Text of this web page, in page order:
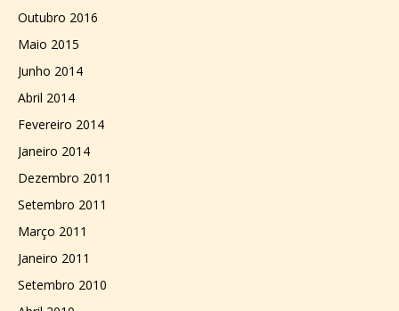
Outubro 2016
Maio 2015
Junho 2014
Abril 2014
Fevereiro 2014
Janeiro 2014
Dezembro 2011
Setembro 2011
Março 2011
Janeiro 2011
Setembro 2010